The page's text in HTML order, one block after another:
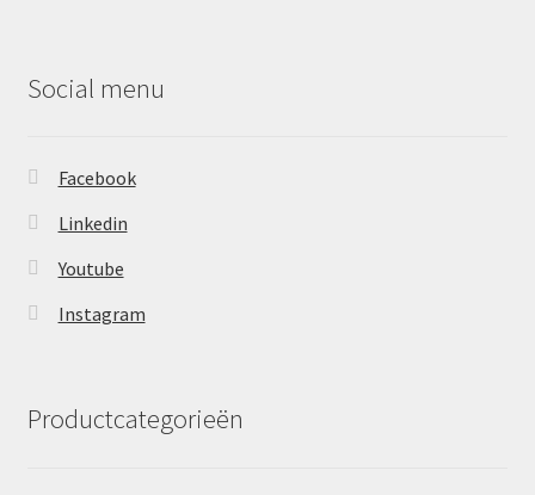
Social menu
Facebook
Linkedin
Youtube
Instagram
Productcategorieën